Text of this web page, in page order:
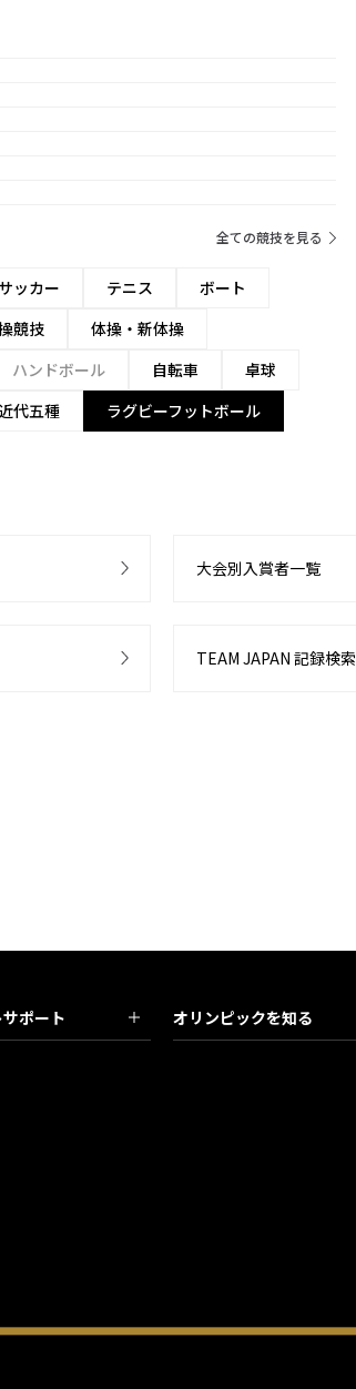
全ての競技を見る
ッカー テニス
ボート
競技
体操・新体操
ハンドボール 自転車
卓球
近代五種
ラグビーフットボール
大会別入賞者一覧
TEAM JAPAN 記録検索
ポート オリンピックを知る